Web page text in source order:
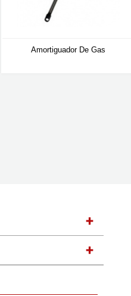
Amortiguador De Gas